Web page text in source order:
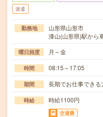
派遣
勤務地
山形県山形市
漆山(山形県)駅から
曜日頻度 月～金
時間 08:15～17:05
期間 長期でお仕事できる
時給 時給1100円
交通費